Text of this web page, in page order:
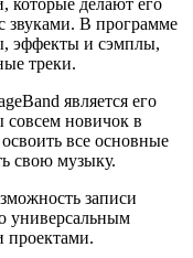
которые делают его
звуками. В программе
эффекты и сэмплы,
треки.
является его
совсем новичок в
все основные
свою музыку.
записи
универсальным
проектами.